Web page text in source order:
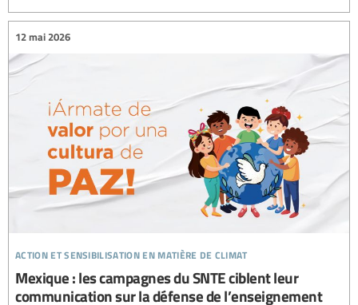
action et sensibilisation en matière de climat
12 mai 2026
Mexique : les campagnes du SNTE ciblent leur
communication sur la défense de l’enseignement